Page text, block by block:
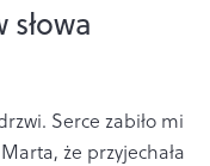
Serce zabiło mi
że przyjechała